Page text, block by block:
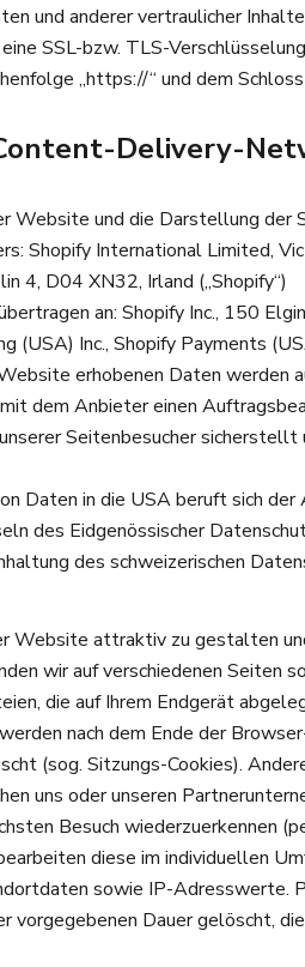
und anderer vertraulicher
SSL-bzw. TLS-
„https://“ und dem
Delivery-
Website und die Darstellung der
Shopify International Limited,
4, D04 XN32, Irland („Shopify“)
an: Shopify Inc., 150
(USA) Inc., Shopify Payments
erhobenen Daten werden
dem Anbieter einen
Seitenbesucher
Daten in die USA beruft sich der
des Eidgenössischer
des schweizerischen
Website attraktiv zu gestalten
wir auf verschiedenen Seiten
die auf Ihrem Endgerät
nach dem Ende der
(sog. Sitzungs-Cookies).
uns oder unseren
Besuch wiederzuerkennen
diese im individuellen
sowie IP-Adresswerte.
vorgegebenen Dauer gelöscht,